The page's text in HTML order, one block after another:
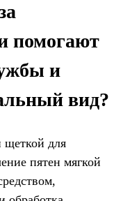
помогают
и
вид?
щеткой для
пятен мягкой